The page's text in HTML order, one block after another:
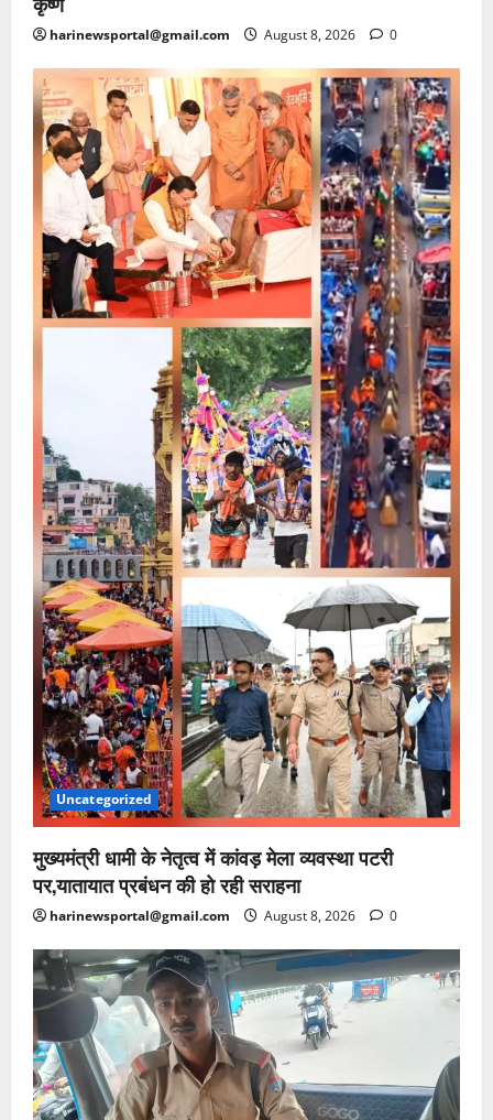
harinewsportal@gmail.com August 8, 2026 0
Uncategorized
मुख्यमंत्री धामी के नेतृत्व में कांवड़ मेला व्यवस्था पटरी
पर,यातायात प्रबंधन की हो रही सराहना
harinewsportal@gmail.com August 8, 2026 0